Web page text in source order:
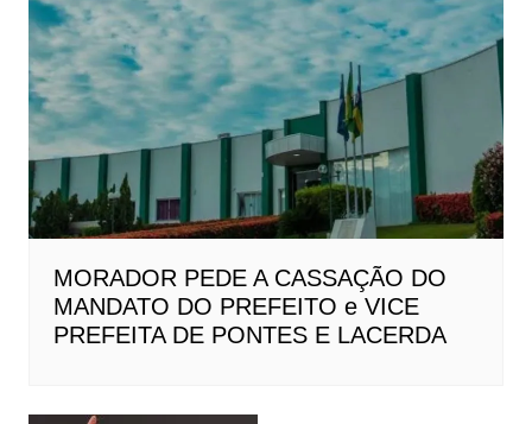
MORADOR PEDE A CASSAÇÃO DO
MANDATO DO PREFEITO e VICE
PREFEITA DE PONTES E LACERDA